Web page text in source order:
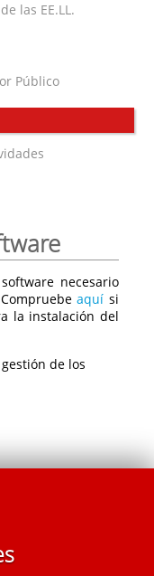
las EE.LL.
Público
necesario
aquí si
la instalación del
de los